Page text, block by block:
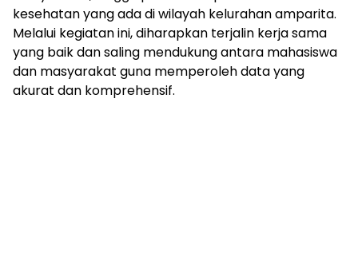
kesehatan yang ada di wilayah kelurahan amparita.
Melalui kegiatan ini, diharapkan terjalin kerja sama
yang baik dan saling mendukung antara mahasiswa
dan masyarakat guna memperoleh data yang
akurat dan komprehensif.